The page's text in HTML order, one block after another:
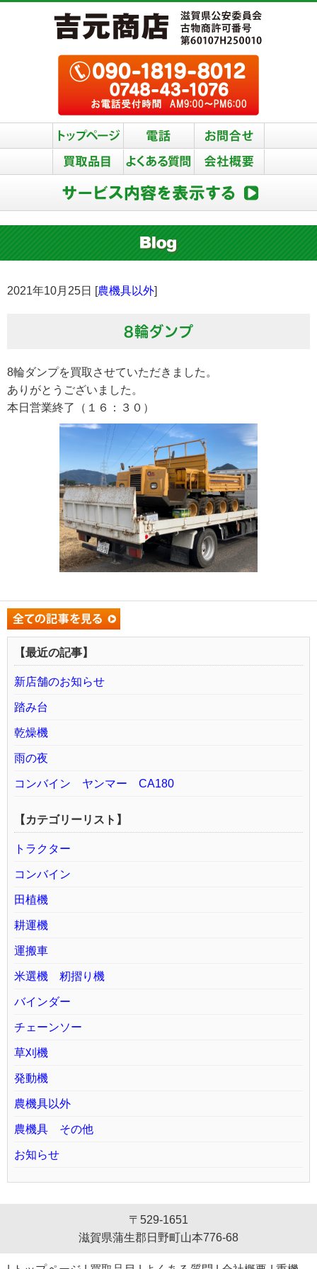
2021年10月25日 [農機具以外]
8輪ダンプ
8輪ダンプを買取させていただきました。
ありがとうございました。
本日営業終了（１６：３０）
【最近の記事】
新店舗のお知らせ
踏み台
乾燥機
雨の夜
コンバイン ヤンマー CA180
【カテゴリーリスト】
トラクター
コンバイン
田植機
耕運機
運搬車
米選機 籾摺り機
バインダー
チェーンソー
草刈機
発動機
農機具以外
農機具 その他
お知らせ
〒529-1651
滋賀県蒲生郡日野町山本776-68